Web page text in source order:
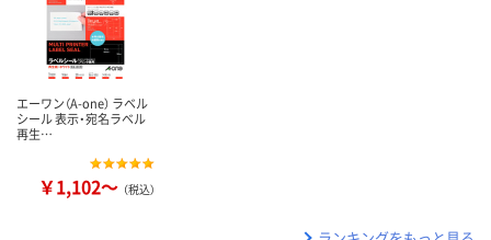
エーワン（A-one） ラベル
シール 表示・宛名ラベル
再生…
￥1,102～ （税込）